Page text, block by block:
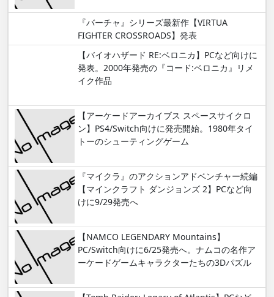
『バーチャ』シリーズ最新作【VIRTUA
FIGHTER CROSSROADS】発表
【バイオハザード RE:ベロニカ】PCなど向けに
発表。2000年発売の『コード:ベロニカ』リメ
イク作品
【アーケードアーカイブス スペースサイクロ
ン】PS4/Switch向けに発売開始。1980年タイ
トーのシューティングゲーム
『マイクラ』のアクションアドベンチャー続編
【マインクラフト ダンジョンズ 2】PCなど向
けに9/29発売へ
【NAMCO LEGENDARY Mountains】
PC/Switch向けに6/25発売へ。ナムコの名作ア
ーケードゲームキャラクターたちの3Dパズル